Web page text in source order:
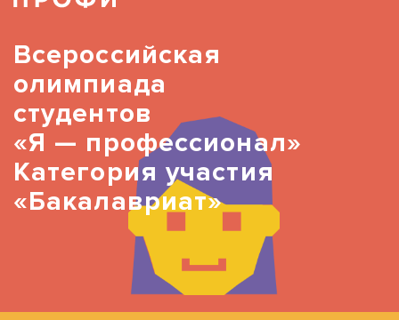
Всероссийская
олимпиада
студентов
«Я — профессионал»
Категория участия
«Бакалавриат»